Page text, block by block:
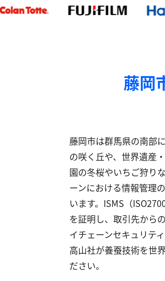
藤岡
藤岡市は群馬県の南部
の咲く丘や、世界遺産
園の冬桜やいちご狩り
ーンにおける情報管理
います。ISMS（
を証明し、取引先から
イチェーンセキュリテ
高山社が養蚕技術を世
ださい。